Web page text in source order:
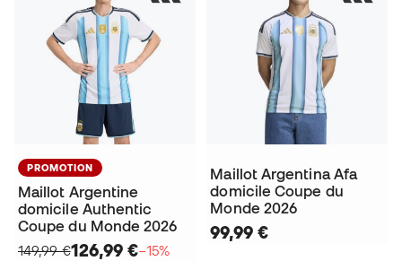
PROMOTION
Maillot Argentine
domicile Authentic
Coupe du Monde 2026
149,99 €126,99 €−15%
Maillot Argentina Afa
domicile Coupe du
Monde 2026
99,99 €